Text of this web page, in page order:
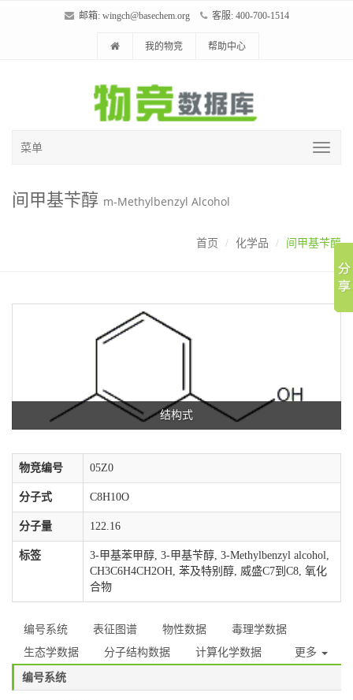
邮箱: wingch@basechem.org 客服: 400-700-1514
我的物竞 帮助中心
菜单
间甲基苄醇 m-Methylbenzyl Alcohol
首页 化学品 间甲基苄醇
结构式
物竞编号 05Z0
分子式 C8H10O
分子量 122.16
标签
3-甲基苯甲醇, 3-甲基苄醇, 3-Methylbenzyl alcohol,
CH3C6H4CH2OH, 苯及特别醇, 威盛C7到C8, 氧化
合物
编号系统 表征图谱 物性数据
毒理学数据
生态学数据
分子结构数据 计算化学数据 更多
编号系统